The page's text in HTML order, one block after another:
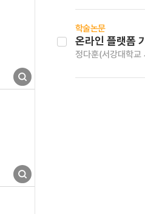
학술논문
온라인 플랫폼
정다훈(서강대학